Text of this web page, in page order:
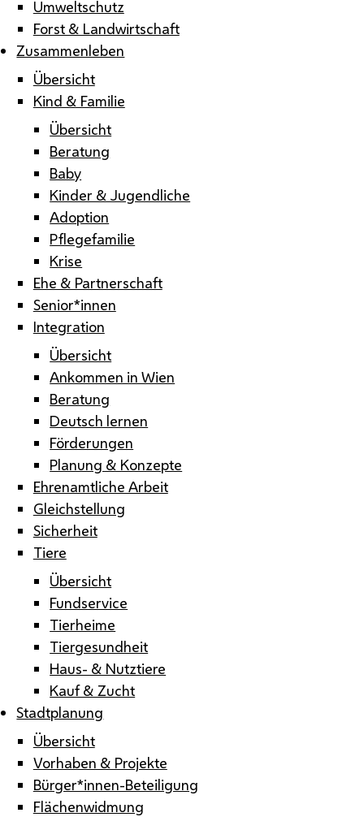
Umweltschutz
Forst & Landwirtschaft
Zusammenleben
Übersicht
Kind & Familie
Übersicht
Beratung
Baby
Kinder & Jugendliche
Adoption
Pflegefamilie
Krise
Ehe & Partnerschaft
Senior*innen
Integration
Übersicht
Ankommen in Wien
Beratung
Deutsch lernen
Förderungen
Planung & Konzepte
Ehrenamtliche Arbeit
Gleichstellung
Sicherheit
Tiere
Übersicht
Fundservice
Tierheime
Tiergesundheit
Haus- & Nutztiere
Kauf & Zucht
Stadtplanung
Übersicht
Vorhaben & Projekte
Bürger*innen-Beteiligung
Flächenwidmung